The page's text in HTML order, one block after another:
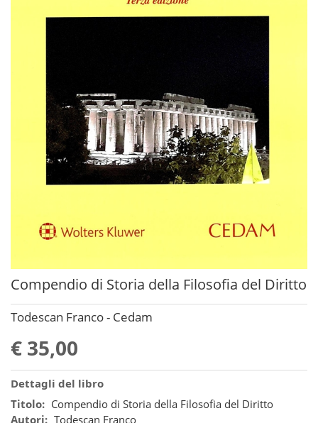
Compendio di Storia della Filosofia del Diritto
Todescan Franco - Cedam
€ 35,00
Dettagli del libro
Titolo: Compendio di Storia della Filosofia del Diritto
Autori: Todescan Franco